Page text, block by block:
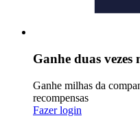
Ganhe duas vezes
Ganhe milhas da
recompensas
Fazer login